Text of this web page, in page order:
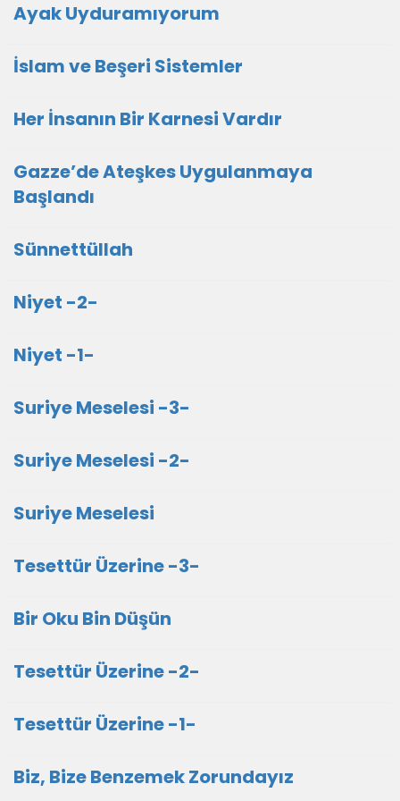
Ayak Uyduramıyorum
İslam ve Beşeri Sistemler
Her İnsanın Bir Karnesi Vardır
Gazze’de Ateşkes Uygulanmaya
Başlandı
Sünnettüllah
Niyet -2-
Niyet -1-
Suriye Meselesi -3-
Suriye Meselesi -2-
Suriye Meselesi
Tesettür Üzerine -3-
Bir Oku Bin Düşün
Tesettür Üzerine -2-
Tesettür Üzerine -1-
Biz, Bize Benzemek Zorundayız